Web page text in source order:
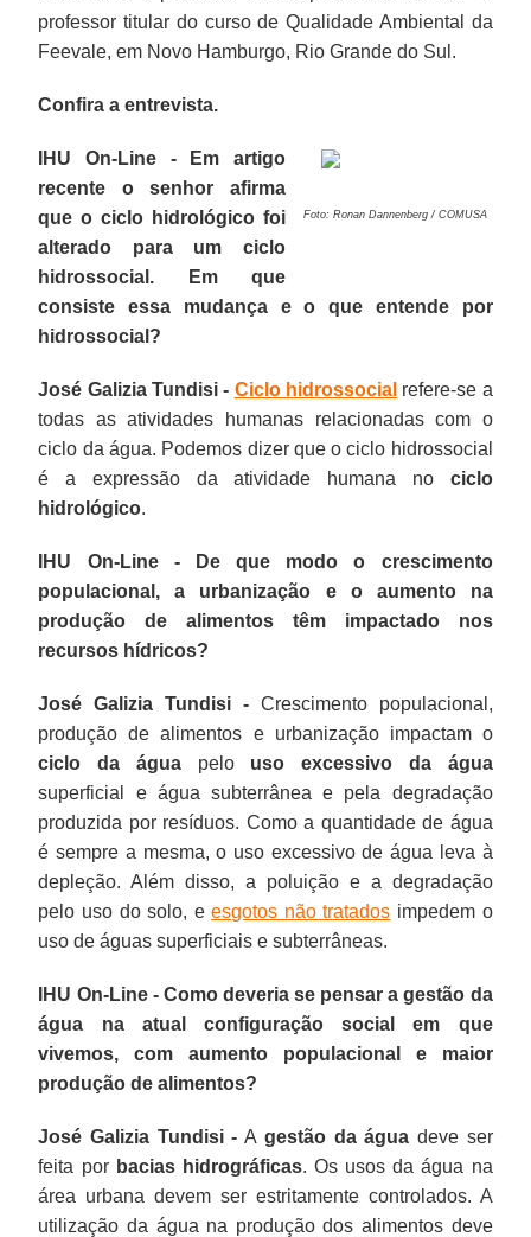
professor titular do curso de Qualidade Ambiental da
Feevale, em Novo Hamburgo, Rio Grande do Sul.
Confira a entrevista.
Foto: Ronan Dannenberg / COMUSA
IHU On-Line - Em artigo
recente o senhor afirma
que o ciclo hidrológico foi
alterado para um ciclo
hidrossocial. Em que
consiste essa mudança e o que entende por
hidrossocial?
José Galizia Tundisi - Ciclo hidrossocial refere-se a
todas as atividades humanas relacionadas com o
ciclo da água. Podemos dizer que o ciclo hidrossocial
é a expressão da atividade humana no ciclo
hidrológico.
IHU On-Line - De que modo o crescimento
populacional, a urbanização e o aumento na
produção de alimentos têm impactado nos
recursos hídricos?
José Galizia Tundisi -Crescimento populacional,
produção de alimentos e urbanização impactam o
ciclo da águapelo uso excessivo da água
superficial e água subterrânea e pela degradação
produzida por resíduos. Como a quantidade de água
é sempre a mesma, o uso excessivo de água leva à
depleção. Além disso, a poluição e a degradação
pelo uso do solo, eesgotos não tratados impedem o
uso de águas superficiais e subterrâneas.
IHU On-Line - Como deveria se pensar a gestão da
água na atual configuração social em que
vivemos, com aumento populacional e maior
produção de alimentos?
José Galizia Tundisi - A gestão da água deve ser
feita por bacias hidrográficas. Os usos da água na
área urbana devem ser estritamente controlados. A
utilização da água na produção dos alimentos deve